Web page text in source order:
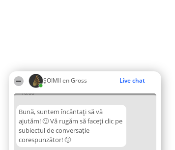
ȘOIMII en Gross Live chat
16:00
Bună, suntem încântați să vă
ajutăm! 🙂 Vă rugăm să faceți clic pe
subiectul de conversație
corespunzător! 🙂